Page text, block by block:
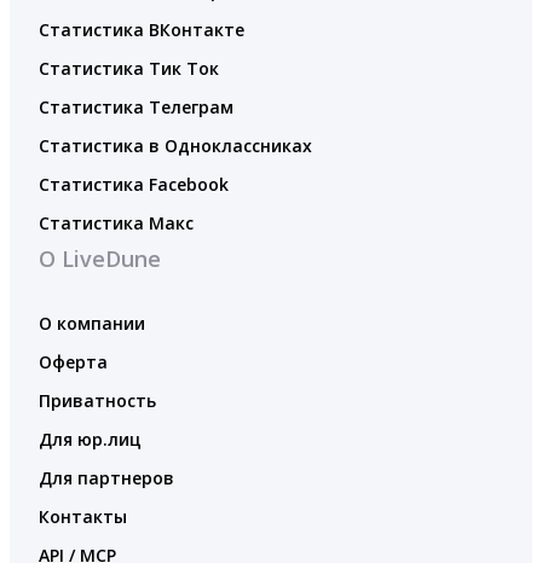
Статистика ВКонтакте
Статистика Тик Ток
Статистика Телеграм
Статистика в Одноклассниках
Статистика Facebook
Статистика Макс
О LiveDune
О компании
Оферта
Приватность
Для юр.лиц
Для партнеров
Контакты
API / MCP